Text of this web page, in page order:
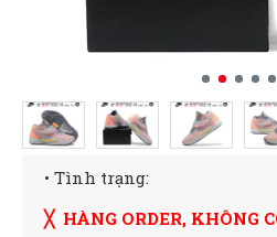
• Tình trạng:
╳ HÀNG ORDER, KHÔNG